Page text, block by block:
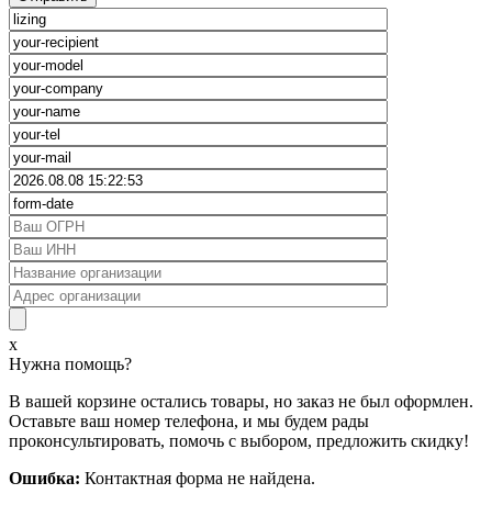
x
Нужна помощь?
В вашей корзине остались товары, но заказ не был оформлен.
Оставьте ваш номер телефона, и мы будем рады
проконсультировать, помочь с выбором, предложить скидку!
Ошибка: Контактная форма не найдена.